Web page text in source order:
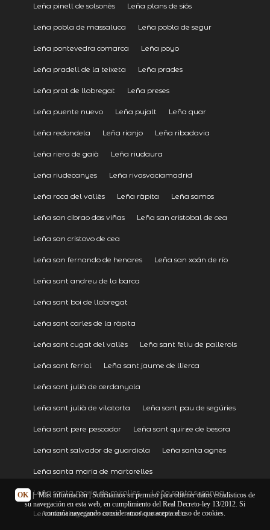
Leña pinell de solsonès Leña plans de siós
Leña pobla de massaluca Leña pobla de segur
Leña pontevedra comarca Leña poyo
Leña pradell de la teixeta Leña prades
Leña prat de llobregat Leña preses
Leña puente nuevo Leña pujalt Leña quar
Leña redondela Leña rianjo Leña ribadavia
Leña riera de gaià Leña riudaura
Leña riudecanyes Leña rivasvaciamadrid
Leña roca del vallès Leña ràpita Leña samos
Leña san cibrao das viñas Leña san cristobal de cea
Leña san cristovo de cea
Leña san fernando de henares Leña san xoán de río
Leña sant andreu de la barca
Leña sant boi de llobregat
Leña sant carles de la ràpita
Leña sant cugat del vallès Leña sant feliu de pallerols
Leña sant ferriol Leña sant jaume de llierca
Leña sant julià de cerdanyola
Leña sant julià de vilatorta Leña sant pau de segúries
Leña sant pere pescador Leña sant quirze de besora
Leña sant salvador de guardiola Leña santa agnes
Leña santa maria de martorelles
Leña santa maria de miralles Leña santa susanna
Leña santiago comarca Leña senterada
OK | Más información| Solicitamos su permiso para obtener datos estadísticos de
su navegación en esta web, en cumplimiento del Real Decreto-ley 13/2012. Si
continúa navegando consideramos que acepta el uso de cookies.